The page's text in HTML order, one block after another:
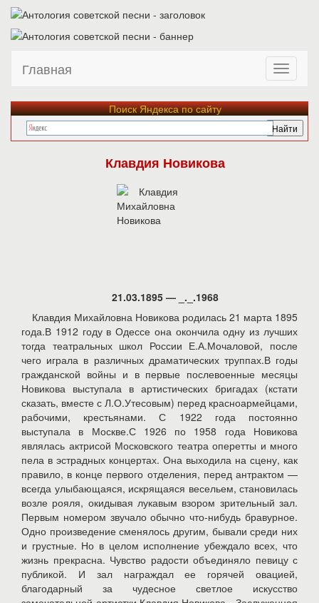
Главная
Поиск Яндекса по сайту
Клавдия Новикова
21.03.1895 — _._.1968
Клавдия Михайловна Новикова родилась 21 марта 1895
года.В 1912 году в Одессе она окончила одну из лучших
тогда театральных школ России Е.А.Мочаловой, после
чего играла в различных драматических труппах.В годы
гражданской войны и в первые послевоенные месяцы
Новикова выступала в артистических бригадах (кстати
сказать, вместе с Л.О.Утесовым) перед красноармейцами,
рабочими, крестьянами. С 1922 года постоянно
выступала в Москве.С 1926 по 1958 года Новикова
являлась актрисой Московского театра оперетты и много
пела в эстрадных концертах. Она выходила на сцену, как
правило, в конце первого отделения, перед антрактом —
всегда улыбающаяся, искрящаяся весельем, становилась
возле рояля, окидывая лукавым взором зрительный зал.
Первым номером звучало обычно что-нибудь бравурное.
Одно произведение сменялось другим, бывали среди них
и грустные. Но в целом исполнение убеждало всех, что
жизнь прекрасна. Чувство радости объединяло певицу с
публикой. И зал награждал ее горячей овацией,
благодарный за чудесное светлое искусство